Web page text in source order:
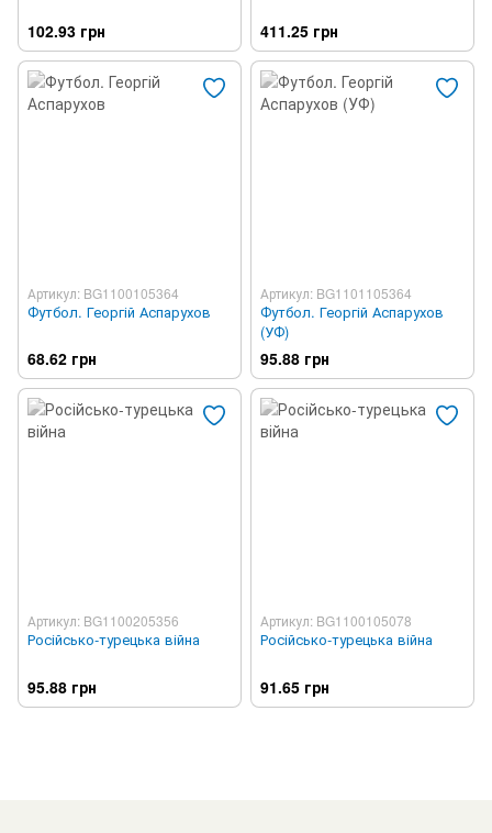
102.93 грн 411.25 грн
Артикул: BG1100105364
Футбол. Георгій Аспарухов
68.62 грн
Артикул: BG1101105364
Футбол. Георгій Аспарухов
(УФ)
95.88 грн
Артикул: BG1100205356
Російсько-турецька війна
95.88 грн
Артикул: BG1100105078
Російсько-турецька війна
91.65 грн